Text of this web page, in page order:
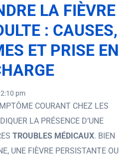
LA FIÈVRE
: CAUSES,
ET PRISE EN
pm
COURANT CHEZ LES
LA PRÉSENCE D’UNE
TROUBLES MÉDICAUX. BIEN
UNE FIÈVRE PERSISTANTE OU